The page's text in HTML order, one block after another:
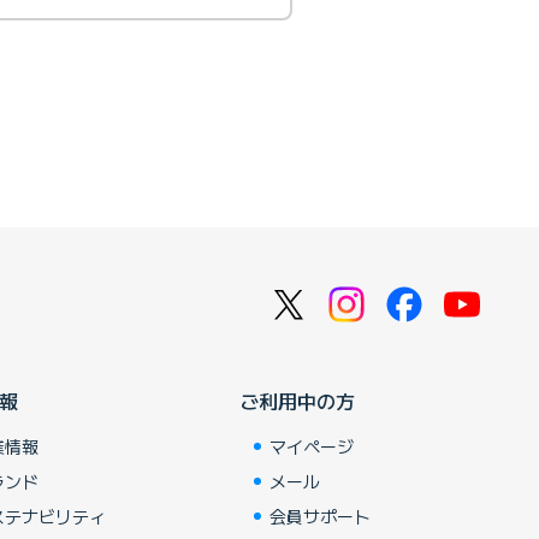
情報
ンド
ナビリティ
ご利用中の方
マイページ
メール
会員サポート